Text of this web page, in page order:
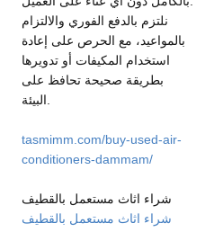
نلتزم بالدفع الفوري والالتزام
بالمواعيد، مع الحرص على إعادة
استخدام المكيفات أو تدويرها
بطريقة صحيحة تحافظ على
tasmimm.com/buy-used-air-
conditioners-dammam/
شراء اثاث مستعمل بالقطيف
شراء اثاث مستعمل بالقطيف